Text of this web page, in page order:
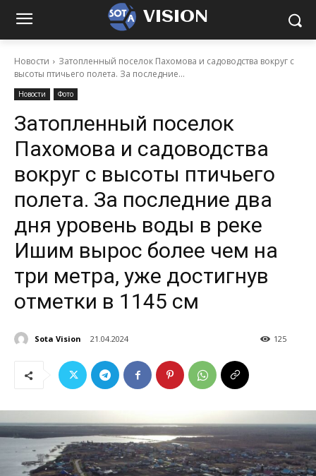
VISION
Новости
Затопленный поселок Пахомова и садоводства вокруг с
высоты птичьего полета. За последние...
Новости Фото
Затопленный поселок
Пахомова и садоводства
вокруг с высоты птичьего
полета. За последние два
дня уровень воды в реке
Ишим вырос более чем на
три метра, уже достигнув
отметки в 1145 см
Sota Vision 21.04.2024 125